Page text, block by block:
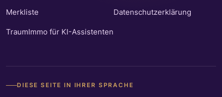
Merkliste
TraumImmo für KI-Assistenten
Datenschutzerklärung
DIESE SEITE IN IHRER SPRACHE